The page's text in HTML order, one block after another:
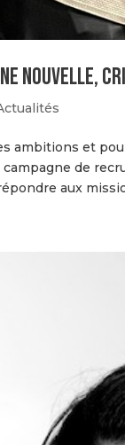
nouvelle,
ambitions et
de
aux